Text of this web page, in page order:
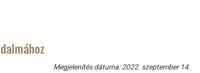
Megjelenítés dátuma: 2022. szeptember 14.